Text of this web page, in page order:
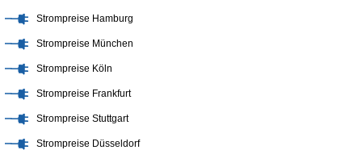
Strompreise Hamburg
Strompreise München
Strompreise Köln
Strompreise Frankfurt
Strompreise Stuttgart
Strompreise Düsseldorf